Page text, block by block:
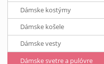
Dámske kostýmy
Dámske košele
Dámske vesty
Dámske svetre a pulóvre